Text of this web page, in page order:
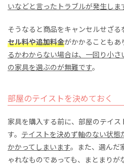
いなどと言ったトラブルが発生しま
そうなると商品をキャンセルせざる
セル料や追加料金がかかることもあ
るかわからない場合は、一回り小
の家具を選ぶのが無難です。
部屋のテイストを決めておく
家具を購入する前に、部屋のテイ
す。 テイストを決めず軸のない状
かかってしまいます。また、選んだ
ゃれなものであっても、まとまりが